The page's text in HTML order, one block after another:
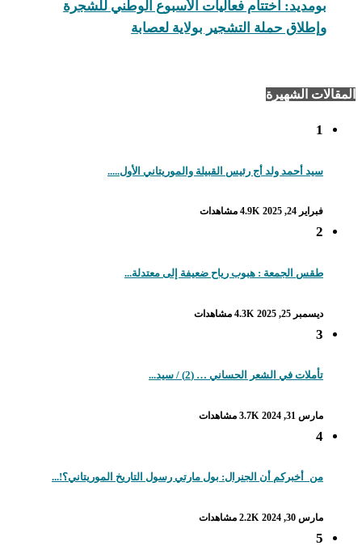
بومديد: اختتام فعاليات الأسبوع الوطني للشجرة
وإطلاق حملة التشجير بولاية لعصابة
المقالات الشهيرة
1
سيد أحمد ولد أج رئيس القبيلة والموريتاني الأول.....
فبراير 24, 2025 4.9K مشاهدات
2
طقس الجمعة : هبوب رياح ضعيفة إلى معتدلة...
ديسمبر 25, 2025 4.3K مشاهدات
3
تأملات في الشعر الحساني … (2) / سيد...
مارس 31, 2024 3.7K مشاهدات
4
من_أخبركم أن الجنرال: بول مارتي رسول التاريخ الموريتاني؟!...
مارس 30, 2024 2.2K مشاهدات
5